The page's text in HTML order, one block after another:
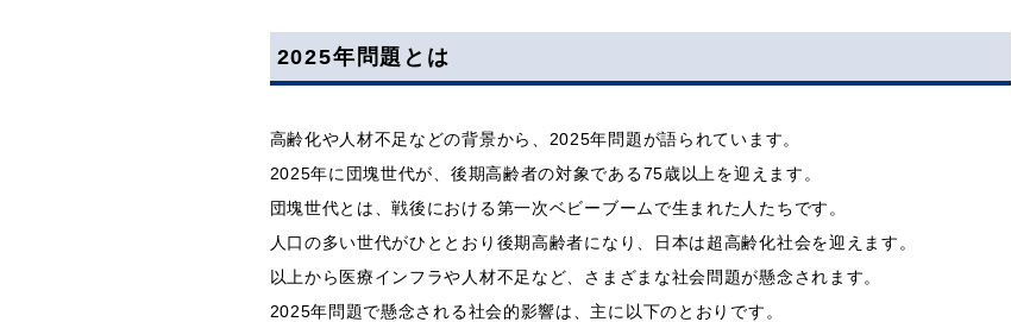
2025年問題とは
高齢化や人材不足などの背景から、2025年問題が語られています。
2025年に団塊世代が、後期高齢者の対象である75歳以上を迎えます。
団塊世代とは、戦後における第一次ベビーブームで生まれた人たちです。
人口の多い世代がひととおり後期高齢者になり、日本は超高齢化社会を迎えます。
以上から医療インフラや人材不足など、さまざまな社会問題が懸念されます。
2025年問題で懸念される社会的影響は、主に以下のとおりです。